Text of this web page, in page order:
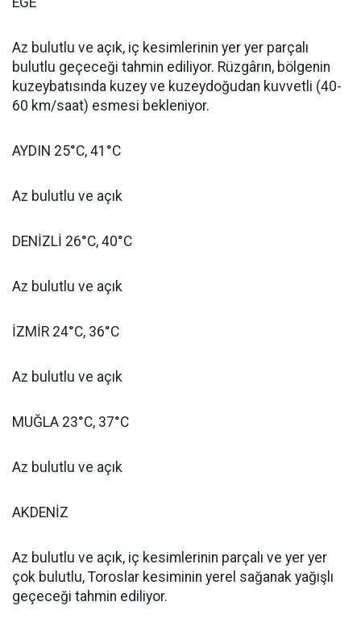
Az bulutlu ve açık, iç kesimlerinin yer yer parçalı
bulutlu geçeceği tahmin ediliyor. Rüzgârın, bölgenin
kuzeybatısında kuzey ve kuzeydoğudan kuvvetli (40-
60 km/saat) esmesi bekleniyor.
AYDIN 25°C, 41°C
Az bulutlu ve açık
DENİZLİ 26°C, 40°C
Az bulutlu ve açık
İZMİR 24°C, 36°C
Az bulutlu ve açık
MUĞLA 23°C, 37°C
Az bulutlu ve açık
AKDENİZ
Az bulutlu ve açık, iç kesimlerinin parçalı ve yer yer
çok bulutlu, Toroslar kesiminin yerel sağanak yağışlı
geçeceği tahmin ediliyor.